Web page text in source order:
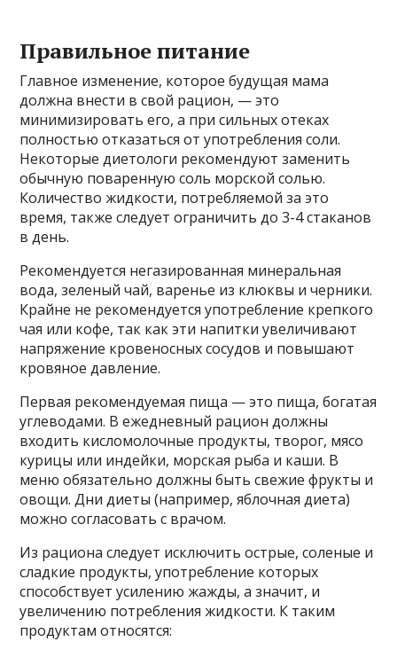
Правильное питание
Главное изменение, которое будущая мама
должна внести в свой рацион, — это
минимизировать его, а при сильных отеках
полностью отказаться от употребления соли.
Некоторые диетологи рекомендуют заменить
обычную поваренную соль морской солью.
Количество жидкости, потребляемой за это
время, также следует ограничить до 3-4 стаканов
в день.
Рекомендуется негазированная минеральная
вода, зеленый чай, варенье из клюквы и черники.
Крайне не рекомендуется употребление крепкого
чая или кофе, так как эти напитки увеличивают
напряжение кровеносных сосудов и повышают
кровяное давление.
Первая рекомендуемая пища — это пища, богатая
углеводами. В ежедневный рацион должны
входить кисломолочные продукты, творог, мясо
курицы или индейки, морская рыба и каши. В
меню обязательно должны быть свежие фрукты и
овощи. Дни диеты (например, яблочная диета)
можно согласовать с врачом.
Из рациона следует исключить острые, соленые и
сладкие продукты, употребление которых
способствует усилению жажды, а значит, и
увеличению потребления жидкости. К таким
продуктам относятся: